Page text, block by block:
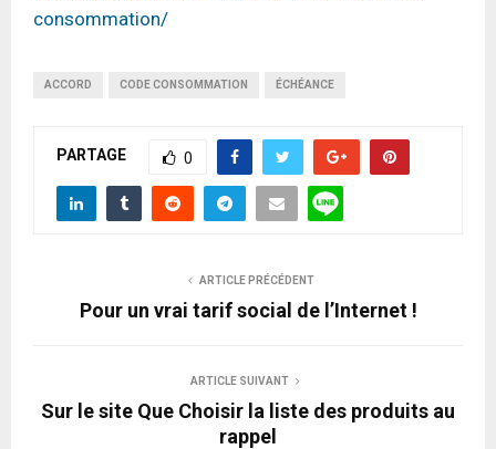
consommation/
ACCORD CODE CONSOMMATION ÉCHÉANCE
PARTAGE 0
ARTICLE PRÉCÉDENT
Pour un vrai tarif social de l’Internet !
ARTICLE SUIVANT
Sur le site Que Choisir la liste des produits au
rappel